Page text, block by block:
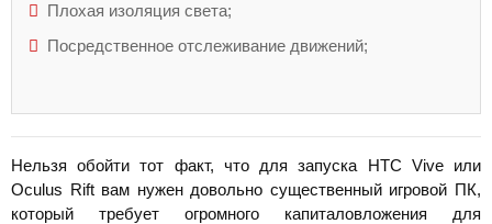
Плохая изоляция света;
Посредственное отслеживание движений;
Нельзя обойти тот факт, что для запуска HTC Vive или
Oculus Rift вам нужен довольно существенный игровой ПК,
который требует огромного капиталовложения для